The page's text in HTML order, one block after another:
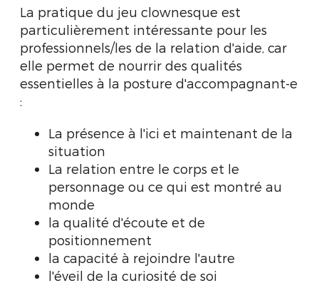
La pratique du jeu clownesque est
particulièrement intéressante pour les
professionnels/les de la relation d'aide, car
elle permet de nourrir des qualités
essentielles à la posture d'accompagnant-e
:
La présence à l'ici et maintenant de la
situation
La relation entre le corps et le
personnage ou ce qui est montré au
monde
la qualité d'écoute et de
positionnement
la capacité à rejoindre l'autre
l'éveil de la curiosité de soi